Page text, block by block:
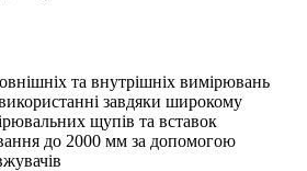
та внутрішніх вимірювань
завдяки широкому
щупів та вставок
до 2000 мм за допомогою